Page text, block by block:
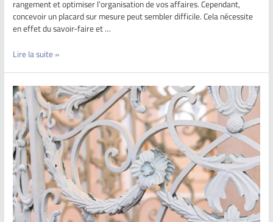
rangement et optimiser l’organisation de vos affaires. Cependant,
concevoir un placard sur mesure peut sembler difficile. Cela nécessite
en effet du savoir-faire et …
Lire la suite »